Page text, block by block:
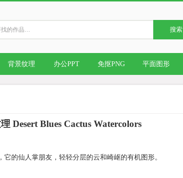
搜索
背景纹理 办公PPT 免抠PNG 平面图形
Desert Blues Cactus Watercolors
的仙人掌朋友，轻轻分层的云和崎岖的有机图形。